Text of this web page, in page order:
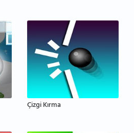
Çizgi Kırma